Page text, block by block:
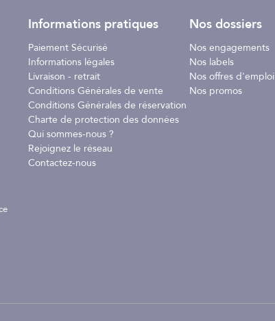
Informations pratiques
Paiement Sécurisé
Informations légales
Livraison - retrait
Conditions Générales de vente
Conditions Générales de réservation
Charte de protection des données
Qui sommes-nous ?
Rejoignez le réseau
Contactez-nous
Nos dossiers
Nos engagements
Nos labels
Nos offres d'emploi
Nos promos